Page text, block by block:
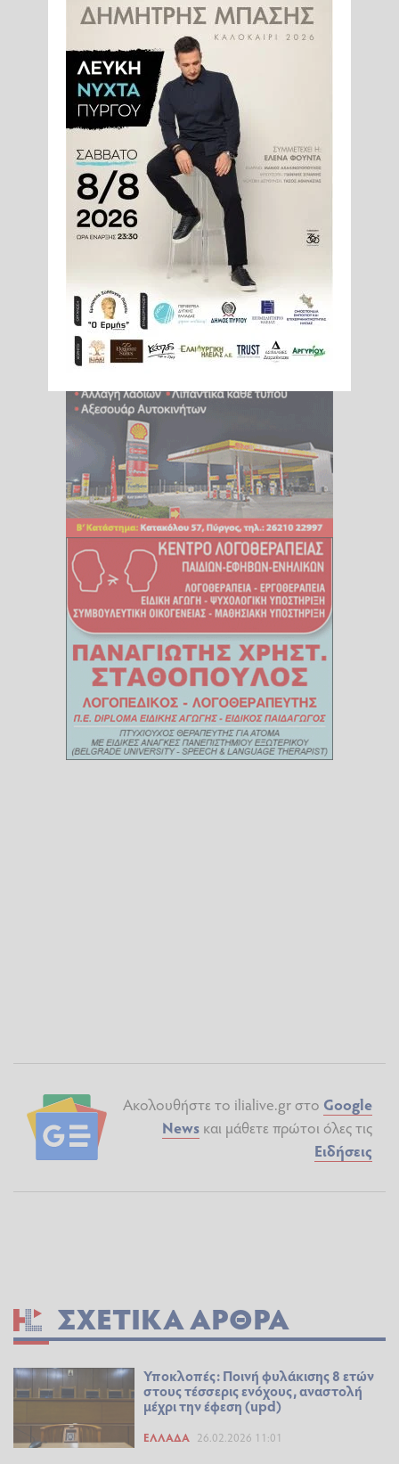
Ακολουθήστε το ilialive.gr στο Google
News και μάθετε πρώτοι όλες τις
Ειδήσεις
ΣΧΕΤΙΚΆ ΆΡΘΡΑ
Υποκλοπές: Ποινή φυλάκισης 8 ετών
στους τέσσερις ενόχους, αναστολή
μέχρι την έφεση (upd)
ΕΛΛΆΔΑ 26.02.2026 11:01